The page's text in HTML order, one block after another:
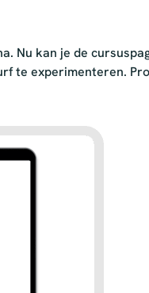
Nu kan je de
te experimenteren.